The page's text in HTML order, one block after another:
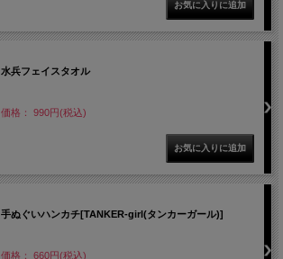
水兵フェイスタオル
価格： 990円(税込)
手ぬぐいハンカチ[TANKER-girl(タンカーガール)]
価格： 660円(税込)